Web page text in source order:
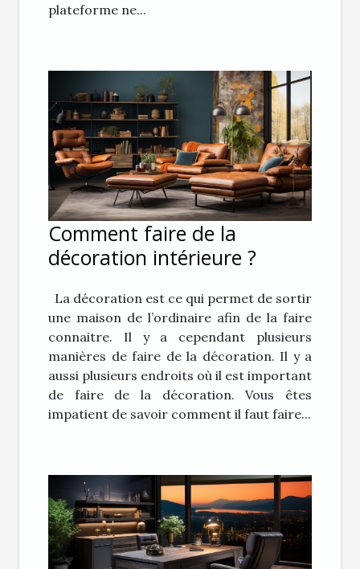
plateforme ne...
Comment faire de la
décoration intérieure ?
La décoration est ce qui permet de sortir
une maison de l’ordinaire afin de la faire
connaitre. Il y a cependant plusieurs
manières de faire de la décoration. Il y a
aussi plusieurs endroits où il est important
de faire de la décoration. Vous êtes
impatient de savoir comment il faut faire...